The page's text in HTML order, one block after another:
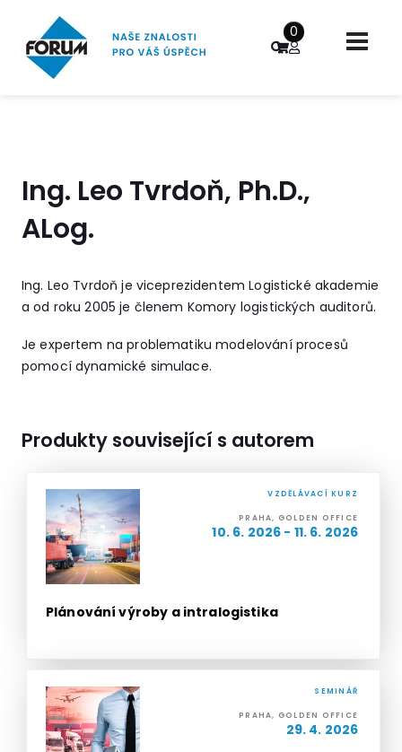
0
Ing. Leo Tvrdoň, Ph.D.,
ALog.
Ing. Leo Tvrdoň je viceprezidentem Logistické akademie
a od roku 2005 je členem Komory logistických auditorů.
Je expertem na problematiku modelování procesů
pomocí dynamické simulace.
Produkty související s autorem
VZDĚLÁVACÍ KURZ
PRAHA, GOLDEN OFFICE
10. 6. 2026 - 11. 6. 2026
Plánování výroby a intralogistika
SEMINÁŘ
PRAHA, GOLDEN OFFICE
29. 4. 2026